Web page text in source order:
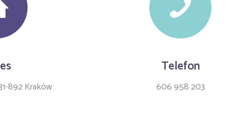
892 Kraków
Telefon
606 958 203